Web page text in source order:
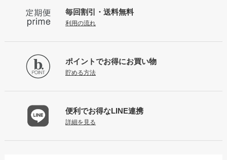
毎回割引・送料無料
利用の流れ
ポイントでお得にお買い物
貯める方法
便利でお得なLINE連携
詳細を見る